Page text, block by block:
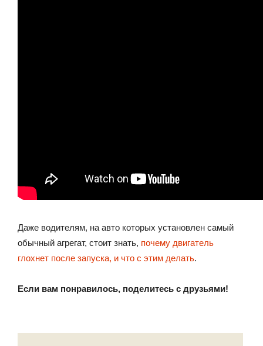
Даже водителям, на авто которых установлен самый
обычный агрегат, стоит знать, почему двигатель
глохнет после запуска, и что с этим делать.
Если вам понравилось, поделитесь с друзьями!